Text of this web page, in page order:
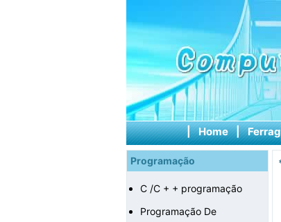
| Home |
Programação
C /C + + programação
Programação De